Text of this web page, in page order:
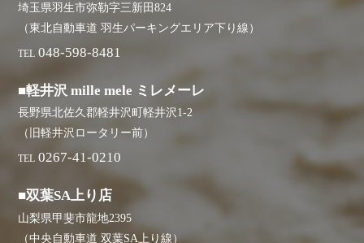
埼玉県羽生市弥勒字三新田824
（東北自動車道 羽生パーキングエリア下り線）
TEL 048-598-8481
■軽井沢 mille mele ミレメーレ
長野県北佐久郡軽井沢町軽井沢1-2
（旧軽井沢ロータリー前）
TEL 0267-41-0210
■双葉SA上り店
山梨県甲斐市龍地2395
（中央自動車道 双葉SA上り線）